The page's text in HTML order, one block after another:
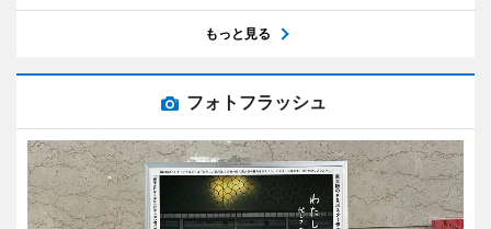
もっと見る
フォトフラッシュ